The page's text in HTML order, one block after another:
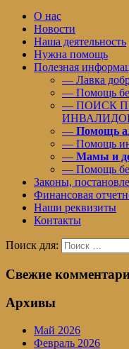
О нас
Новости
Наша деятельность
Нужна помощь
Полезная
— Лавка
— Помощь
— ПОИСК
— Помощь
— Помощь
— Мамы и
— Помощь
Законы,
Финансовая
Наши реквизиты
Контакты
Поиск для:
Свежие
Архивы
Май 2026
Февраль 2026